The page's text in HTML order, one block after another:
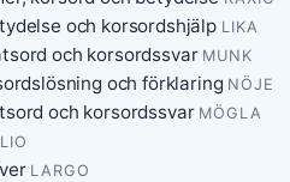
och korsordshjälp LIKA
och korsordssvar MUNK
och förklaring NÖJE
och korsordssvar MÖGLA
LARGO